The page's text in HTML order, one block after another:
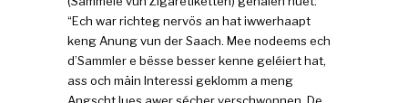
“Ech war richteg nervös an hat iwwerhaapt
keng Anung vun der Saach. Mee nodeems ech
d’Sammler e bësse besser kenne geléiert hat,
ass och mäin Interessi geklomm a meng